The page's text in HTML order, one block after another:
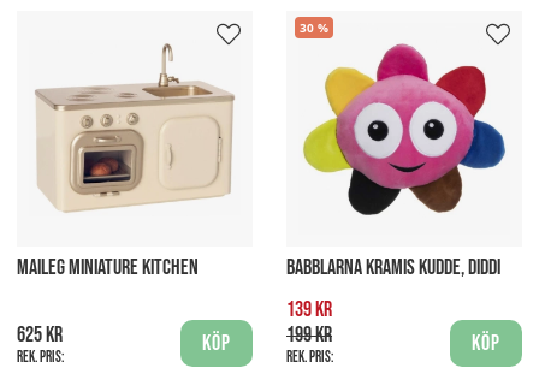
MAILEG MINIATURE KITCHEN
625 kr
Rek. pris:
Köp
30
BABBLARNA KRAMIS KUDDE, DIDDI
139 kr
199 kr
Rek. pris:
Köp